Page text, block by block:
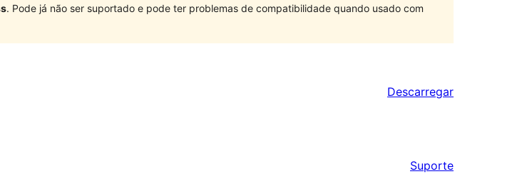
. Pode já não ser suportado e pode ter problemas de compatibilidade quando usado com
Descarregar
Suporte